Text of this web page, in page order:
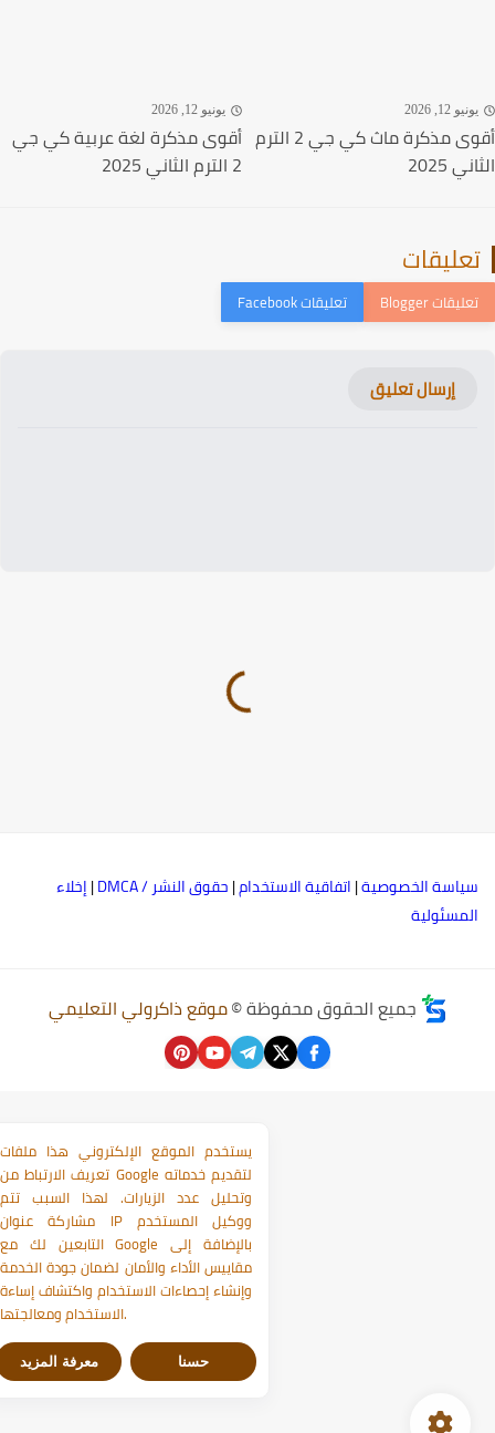
12, 2026
أقوى مذكرة ماث كي جي 2 الترم
2025
يونيو 12, 2026
أقوى مذكرة لغة عربية كي جي
إرسال تعليق
الخصوصية|اتفاقية الاستخدام|حقوق النشر / DMCA |إخلاء
جميع الحقوق محفوظة ©موقع ذاكرولي التعليمي
يستخدم الموقع الإلكتروني هذا ملفات
تعريف الارتباط من Google لتقديم خدماته
وتحليل عدد الزيارات. لهذا السبب تتم
مشاركة عنوان IP ووكيل المستخدم
التابعين لك مع Google بالإضافة إلى
مقاييس الأداء والأمان لضمان جودة الخدمة
وإنشاء إحصاءات الاستخدام واكتشاف إساءة
معرفة المزيد حسنا